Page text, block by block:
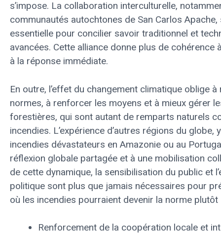
s’impose. La collaboration interculturelle,
communautés autochtones de San Carlos Apache,
essentielle pour concilier savoir traditionnel et
avancées. Cette alliance donne plus de cohérence
à la réponse immédiate.
En outre, l’effet du changement climatique oblige à
normes, à renforcer les moyens et à mieux gérer
forestières, qui sont autant de remparts naturels
incendies. L’expérience d’autres régions du globe,
incendies dévastateurs en Amazonie ou au
réflexion globale partagée et à une mobilisation
de cette dynamique, la sensibilisation du public et
politique sont plus que jamais nécessaires pour
où les incendies pourraient devenir la norme plutôt
Renforcement de la coopération locale et